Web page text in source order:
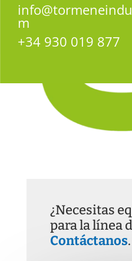
m
+34 930 019 877
¿Necesitas
para la línea
Contáctanos.